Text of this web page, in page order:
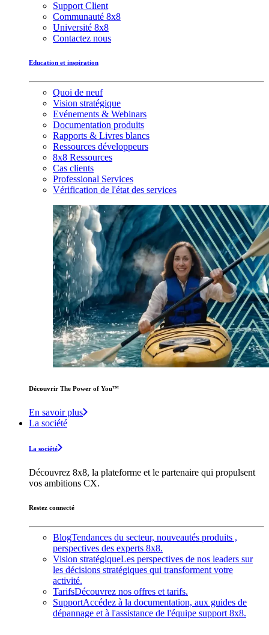
Support Client
Communauté 8x8
Université 8x8
Contactez nous
Education et inspiration
Quoi de neuf
Vision stratégique
Evénements & Webinars
Documentation produits
Rapports & Livres blancs
Ressources développeurs
8x8 Ressources
Cas clients
Professional Services
Vérification de l'état des services
Découvrir The Power of You™️
En savoir plus
La société
La société
Découvrez 8x8, la plateforme et le partenaire qui propulsent
vos ambitions CX.
Restez connecté
BlogTendances du secteur, nouveautés produits ,
perspectives des experts 8x8.
Vision stratégiqueLes perspectives de nos leaders sur
les décisions stratégiques qui transforment votre
activité.
TarifsDécouvrez nos offres et tarifs.
SupportAccédez à la documentation, aux guides de
dépannage et à l'assistance de l'équipe support 8x8.